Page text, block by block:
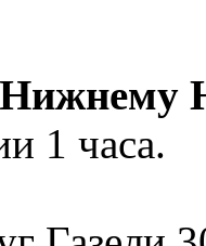
1 часа.